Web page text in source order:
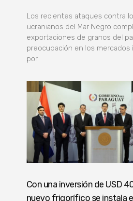
Los recientes ataques contra
ucranianos del Mar Negro
exportaciones de granos del
preocupación en los mercados
por
Con una inversión de USD
nuevo frigorífico se instala